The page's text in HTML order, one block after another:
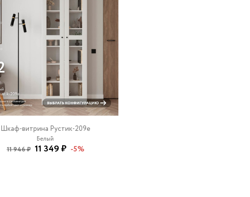
Шкаф-витрина Рустик-209e
Белый
11 946 ₽ 11 349 ₽ -5%